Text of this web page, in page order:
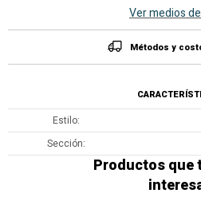
Ver medios
Métodos y
Estilo
Sección
Productos que